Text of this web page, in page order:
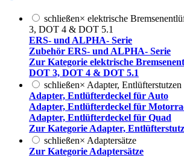
schließen× elektrische
3, DOT 4 & DOT 5.1
ERS- und ALPHA- Serie
Zubehör ERS- und ALPHA- Serie
Zur Kategorie elektrische
DOT 3, DOT 4 & DOT 5.1
schließen× Adapter, Entlüfterstutzen
Adapter, Entlüfterdeckel für Auto
Adapter, Entlüfterdeckel für
Adapter, Entlüfterdeckel für Quad
Zur Kategorie Adapter,
schließen× Adaptersätze
Zur Kategorie Adaptersätze